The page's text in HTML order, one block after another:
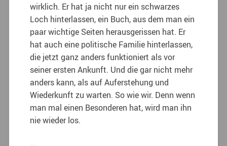
wirklich. Er hat ja nicht nur ein schwarzes
Loch hinterlassen, ein Buch, aus dem man ein
paar wichtige Seiten herausgerissen hat. Er
hat auch eine politische Familie hinterlassen,
die jetzt ganz anders funktioniert als vor
seiner ersten Ankunft. Und die gar nicht mehr
anders kann, als auf Auferstehung und
Wiederkunft zu warten. So wie wir. Denn wenn
man mal einen Besonderen hat, wird man ihn
nie wieder los.